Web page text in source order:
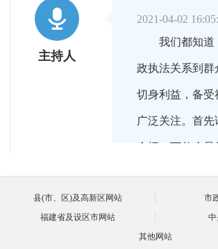

主持人
2021-04-02
我们都知道
政执法关系到群
切身利益，备受
广泛关注。首先
介绍一下什么是
公正文明执法
县(市、区)及高新区网站
市
福建省及设区市网站
其他网站